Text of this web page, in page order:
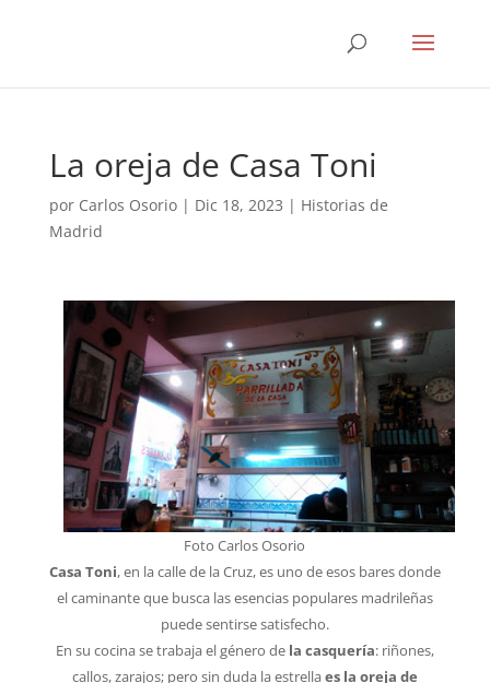
La oreja de Casa Toni
por Carlos Osorio| Dic 18, 2023 | Historias de
Madrid
Foto Carlos Osorio
Casa Toni, en la calle de la Cruz, es uno de esos bares donde
el caminante que busca las esencias populares madrileñas
puede sentirse satisfecho.
En su cocina se trabaja el género dela casquería: riñones,
callos, zarajos; pero sin duda la estrellaes la oreja de